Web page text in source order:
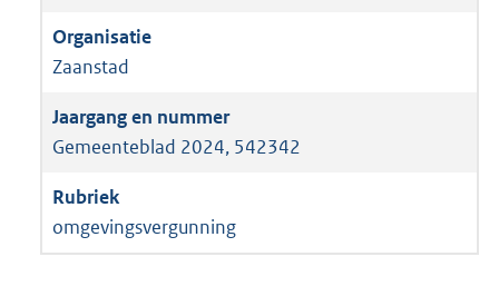
Zaanstad
Gemeenteblad 2024, 542342
omgevingsvergunning